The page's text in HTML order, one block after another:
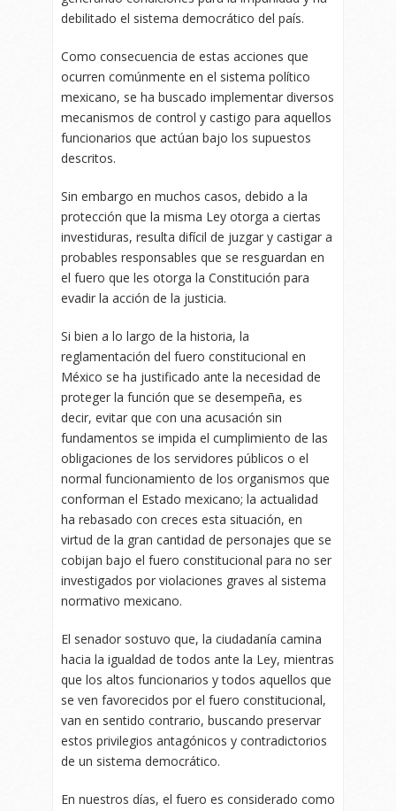
debilitado el sistema democrático del país.
Como consecuencia de estas acciones que
ocurren comúnmente en el sistema político
mexicano, se ha buscado implementar diversos
mecanismos de control y castigo para aquellos
funcionarios que actúan bajo los supuestos
descritos.
Sin embargo en muchos casos, debido a la
protección que la misma Ley otorga a ciertas
investiduras, resulta difícil de juzgar y castigar a
probables responsables que se resguardan en
el fuero que les otorga la Constitución para
evadir la acción de la justicia.
Si bien a lo largo de la historia, la
reglamentación del fuero constitucional en
México se ha justificado ante la necesidad de
proteger la función que se desempeña, es
decir, evitar que con una acusación sin
fundamentos se impida el cumplimiento de las
obligaciones de los servidores públicos o el
normal funcionamiento de los organismos que
conforman el Estado mexicano; la actualidad
ha rebasado con creces esta situación, en
virtud de la gran cantidad de personajes que se
cobijan bajo el fuero constitucional para no ser
investigados por violaciones graves al sistema
normativo mexicano.
El senador sostuvo que, la ciudadanía camina
hacia la igualdad de todos ante la Ley, mientras
que los altos funcionarios y todos aquellos que
se ven favorecidos por el fuero constitucional,
van en sentido contrario, buscando preservar
estos privilegios antagónicos y contradictorios
de un sistema democrático.
En nuestros días, el fuero es considerado como